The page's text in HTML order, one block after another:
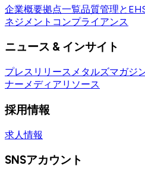
企業概要拠点一覧品質管理と
ネジメント コンプライアンス
ニュース & インサイト
プレスリリース メタルズマガジ
ナーメディアリソース
採用情報
求人情報
SNSアカウント